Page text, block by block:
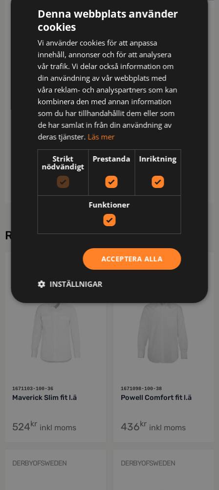
Beskrivning
Multinorm / Inherent flamskydd / Dolda
tryckknappar under frontslå och plastknapp överst
/ 2 bröstfickor med lock och dolda tryckknappar /
Reglerbart ärmslut med dolda tryckknappar /
Förlängd rygg / Godkänd enligt EN 61482-1-2 klass
1, EN 61482-1-1 ELIM: 8,2 cal/cm² EBT 9,1 cal/cm² (se
ljusbågetabell för certifierade plaggkombinationer
av EN 61482-1-2 APC 2 och EN 61482-1-1), EN ISO
11612 A1 A2 B1 C1 F1, EN ISO 11611 A1 A2 klass 1 (se
plaggkombinationer), EN 1149-5 och EN 13034 typ
PB [6] / Testad för industritvätt enligt ISO 15797 /
OEKO-TEX®-certifierad.
RELATERADE PRODUKTER
1671103-100-36
Maverick Slim fit l.ä
524kr inkl moms
1671098-100-38
Powell Comfort fit l.ä
436kr inkl moms
DERBYOFSWEDEN DERBYOFSWEDEN
Denna webbplats använder
cookies
Vi använder cookies för att anpassa
innehåll, annonser och för att analysera
vår trafik. Vi delar också information om
din användning av vår webbplats med
våra reklam- och analyspartners som kan
kombinera den med annan information
som du har tillhandahållit dem eller som
de har samlat in från din användning av
deras tjänster. Läs mer
Strikt
nödvändigt
Prestanda Inriktning
Funktioner
ACCEPTERA ALLA
INSTÄLLNIGAR